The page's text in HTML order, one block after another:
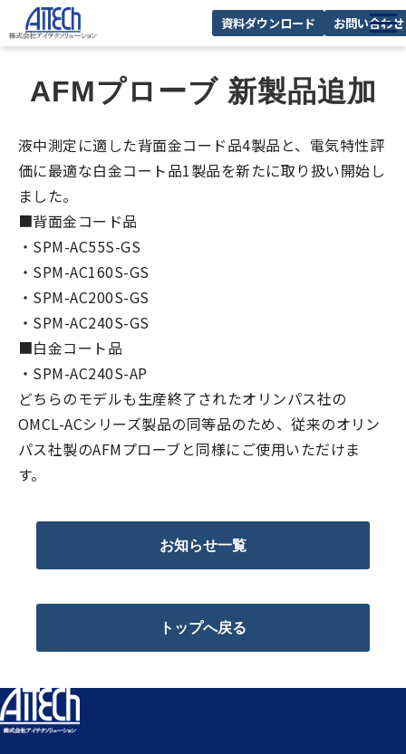
資料ダウンロード お問い合わせ
事業紹介
課題から探す
メーカー・製品一覧
AFMプローブ 新製品追加
液中測定に適した背面金コード品4製品と、電気特性評
価に最適な白金コート品1製品を新たに取り扱い開始し
ました。
■背面金コード品
・SPM-AC55S-GS
・SPM-AC160S-GS
・SPM-AC200S-GS
・SPM-AC240S-GS
■白金コート品
・SPM-AC240S-AP
どちらのモデルも生産終了されたオリンパス社の
OMCL-ACシリーズ製品の同等品のため、従来のオリン
パス社製のAFMプローブと同様にご使用いただけま
す。
お知らせ一覧
トップへ戻る